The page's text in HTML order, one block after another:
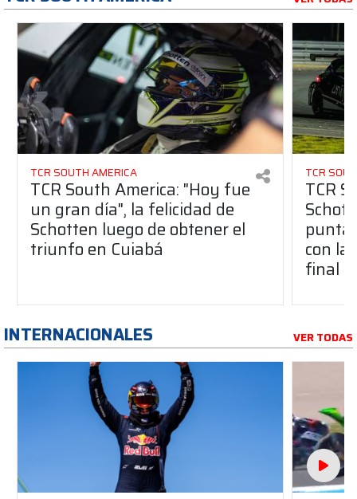
TCR SOUTH AMERICA
TCR South America: "Hoy fue
un gran día", la felicidad de
Schotten luego de obtener el
triunfo en Cuiabá
TCR
TCR
punta
con la
final
INTERNACIONALES VER TODAS